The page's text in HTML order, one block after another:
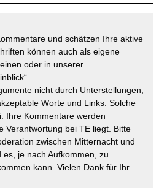
und schätzen Ihre aktive
können auch als eigene
oder in unserer
nicht durch Unterstellungen,
Worte und Links. Solche
Ihre Kommentare werden
Verantwortung bei TE liegt. Bitte
zwischen Mitternacht und
je nach Aufkommen, zu
kann. Vielen Dank für Ihr